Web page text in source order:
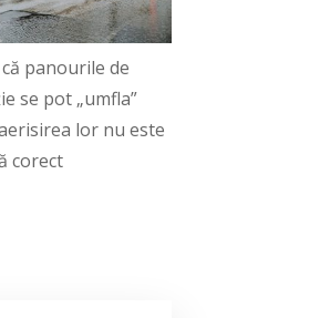
panourile de
se pot „umfla”
lor nu este
corect